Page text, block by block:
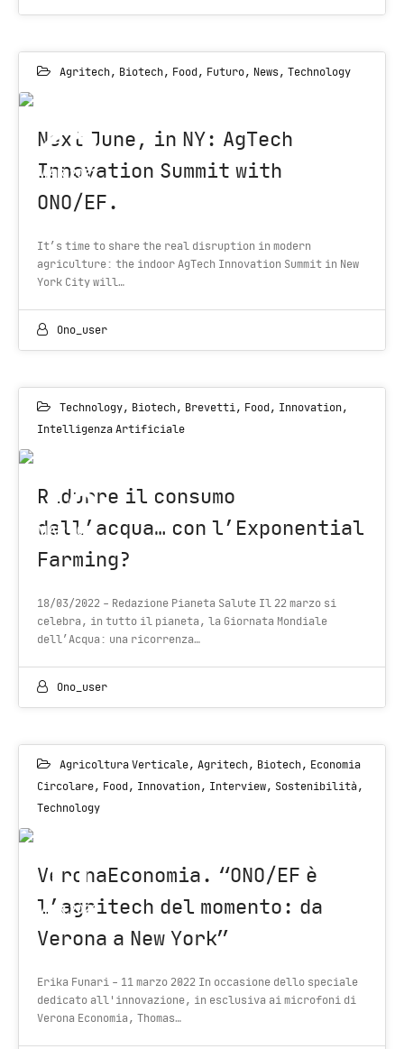
Agritech, Biotech, Food , Futuro, News, Technology
25
MAR 2022
Next June, in NY: AgTech
Innovation Summit with
ONO/EF.
It’s time to share the real disruption in modern
agriculture: the indoor AgTech Innovation Summit in New
York City will…
Ono_user
Technology, Biotech, Brevetti , Food , Innovation,
Intelligenza Artificiale
18
MAR 2022
Ridurre il consumo
dell’acqua… con l’Exponential
Farming?
18/03/2022 - Redazione Pianeta Salute Il 22 marzo si
celebra, in tutto il pianeta, la Giornata Mondiale
dell’Acqua: una ricorrenza…
Ono_user
Agricoltura Verticale, Agritech, Biotech, Economia
Circolare, Food , Innovation, Interview, Sostenibilità,
Technology
11
MAR 2022
VeronaEconomia. “ONO/EF è
l’agritech del momento: da
Verona a New York”
Erika Funari - 11 marzo 2022 In occasione dello speciale
dedicato all'innovazione, in esclusiva ai microfoni di
Verona Economia, Thomas…